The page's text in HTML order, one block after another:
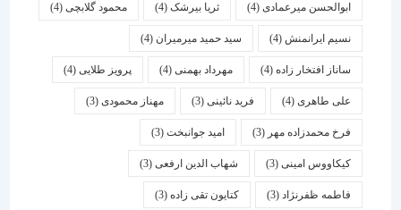
ابوالحسن میرعمادی(4) ثریا بیرشک(4) محمود گلابچی(4)
نسیم ایرانمنش(4) سید حمید میرمیران(4)
ساناز افتخار زاده(4) مهرداد بهمنی (4) پرویز طلایی(4)
علی طاهری(4) فرید نائینی(3) مهناز محمودی(3)
فرخ محمدزاده مهر(3) امید جوانبخت(3)
کیکاووس امینی(3) شهاب الدین ارفعی(3)
فاطمه ظفرنژاد(3) کتایون تقی زاده(3)